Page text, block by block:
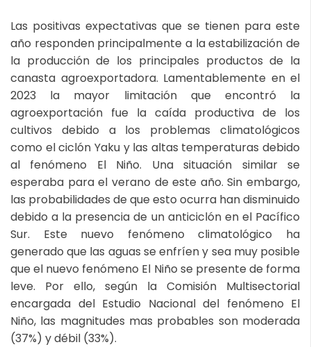
Las positivas expectativas que se tienen para este
año responden principalmente a la estabilización de
la producción de los principales productos de la
canasta agroexportadora. Lamentablemente en el
2023 la mayor limitación que encontró la
agroexportación fue la caída productiva de los
cultivos debido a los problemas climatológicos
como el ciclón Yaku y las altas temperaturas debido
al fenómeno El Niño. Una situación similar se
esperaba para el verano de este año. Sin embargo,
las probabilidades de que esto ocurra han disminuido
debido a la presencia de un anticiclón en el Pacífico
Sur. Este nuevo fenómeno climatológico ha
generado que las aguas se enfríen y sea muy posible
que el nuevo fenómeno El Niño se presente de forma
leve. Por ello, según la Comisión Multisectorial
encargada del Estudio Nacional del fenómeno El
Niño, las magnitudes mas probables son moderada
(37%) y débil (33%).